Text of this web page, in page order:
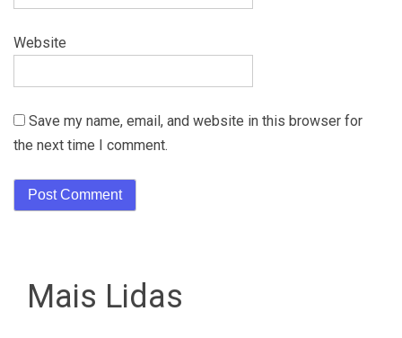
Website
Save my name, email, and website in this browser for
the next time I comment.
Mais Lidas